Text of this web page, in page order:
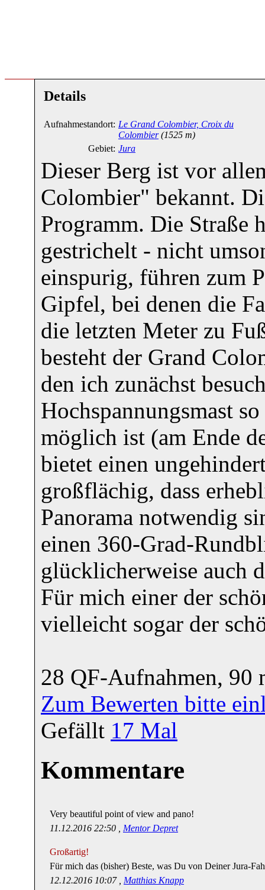
Details
Aufnahmestandort: Le Grand Colombier, Croix du
Colombier (1525 m)
Gebiet: Jura
Dieser Berg ist vor
Colombier" bekannt.
Programm. Die
gestrichelt - nicht
einspurig, führen zum
Gipfel, bei denen die
die letzten Meter zu
besteht der Grand
den ich zunächst
Hochspannungsmast
möglich ist (am Ende
bietet einen
großflächig, dass
Panorama notwendig
einen 360-Grad-
glücklicherweise auch
Für mich einer der
vielleicht sogar der
28 QF-Aufnahmen, 90
Zum Bewerten bitte
Gefällt 17 Mal
Kommentare
Very beautiful point of view and pano!
11.12.2016 22:50 , Mentor Depret
Großartig!
Für mich das (bisher) Beste, was Du von Deiner Jura-
12.12.2016 10:07 , Matthias Knapp